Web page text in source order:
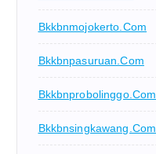
Bkkbnmojokerto.com
Bkkbnpasuruan.com
Bkkbnprobolinggo.com
Bkkbnsingkawang.com